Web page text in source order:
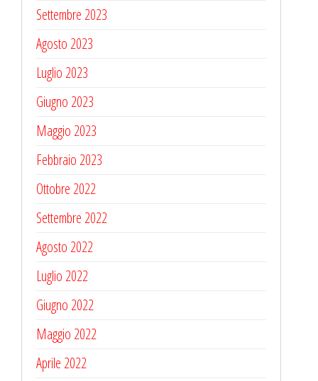
Settembre 2023
Agosto 2023
Luglio 2023
Giugno 2023
Maggio 2023
Febbraio 2023
Ottobre 2022
Settembre 2022
Agosto 2022
Luglio 2022
Giugno 2022
Maggio 2022
Aprile 2022